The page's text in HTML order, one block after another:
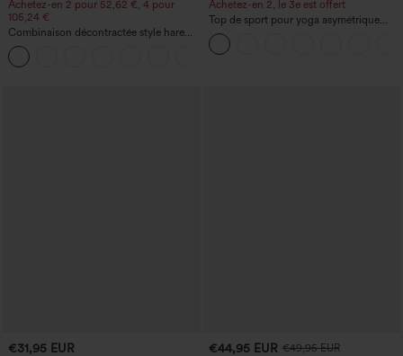
Achetez-en 2 pour 52,62 €, 4 pour
105,24 €
Combinaison décontractée style harem,
encolure en U et poche - Édition Easy
Peezy
Achetez-en 2, le 3e est offert
Top de sport pour yoga asymétrique
(une épaule) à manches longues avec
ouverture pour le pouce, ourlet arrondi
haut-bas, séchage rapide, soutien-gorge
€31,95 EUR €44,95 EUR €49,95 EUR